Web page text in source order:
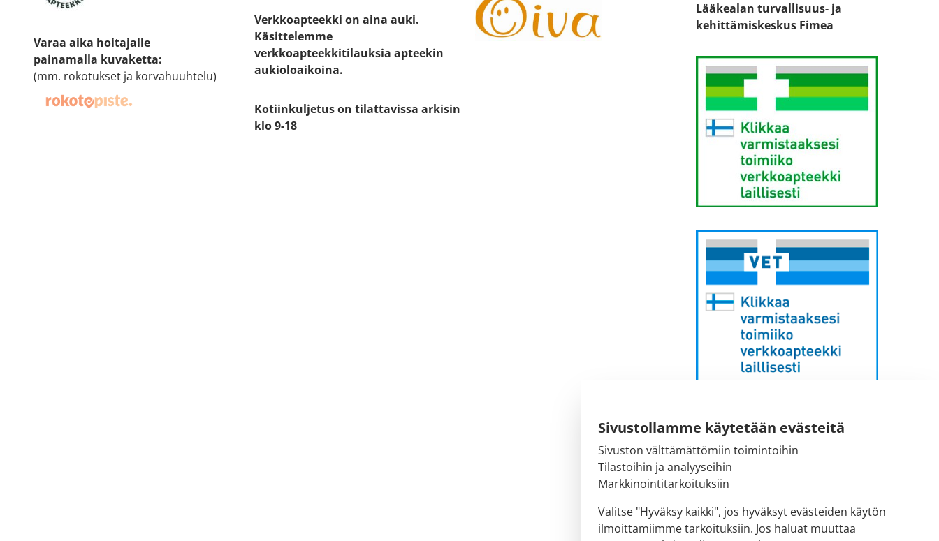
Sivustollamme käytetään evästeitä
Sivuston välttämättömiin toimintoihin
Tilastoihin ja analyyseihin
Markkinointitarkoituksiin
Valitse "Hyväksy kaikki", jos hyväksyt evästeiden käytön
ilmoittamiimme tarkoituksiin. Jos haluat muuttaa
Varaa aika hoitajalle
painamalla kuvaketta:
(mm. rokotukset ja korvahuuhtelu)
Verkkoapteekki on aina auki.
Käsittelemme
verkkoapteekkitilauksia apteekin
aukioloaikoina.
Kotiinkuljetus on tilattavissa arkisin
klo 9-18
Lääkealan turvallisuus- ja
kehittämiskeskus Fimea
kirjaamo [at] fimea.fi
Fimean vaihde:
029 522 3341